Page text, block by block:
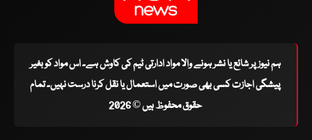
ہم نیوز پر شائع یا نشر ہونے والا مواد ادارتی ٹیم کی کاوش ہے۔ اس مواد کو بغیر
پیشگی اجازت کسی بھی صورت میں استعمال یا نقل کرنا درست نہیں۔ تمام
حقوق محفوظ ہیں © 2026